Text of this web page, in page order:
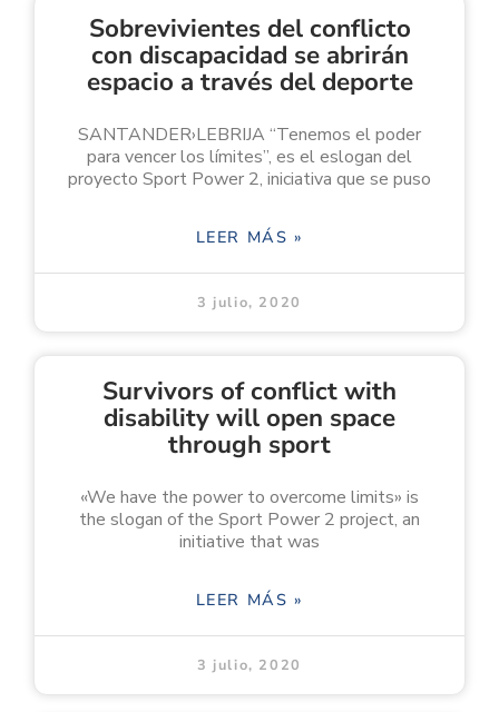
Sobrevivientes del conflicto
con discapacidad se abrirán
espacio a través del deporte
SANTANDER›LEBRIJA “Tenemos el poder
para vencer los límites”, es el eslogan del
proyecto Sport Power 2, iniciativa que se puso
LEER MÁS »
3 julio, 2020
Survivors of conflict with
disability will open space
through sport
«We have the power to overcome limits» is
the slogan of the Sport Power 2 project, an
initiative that was
LEER MÁS »
3 julio, 2020